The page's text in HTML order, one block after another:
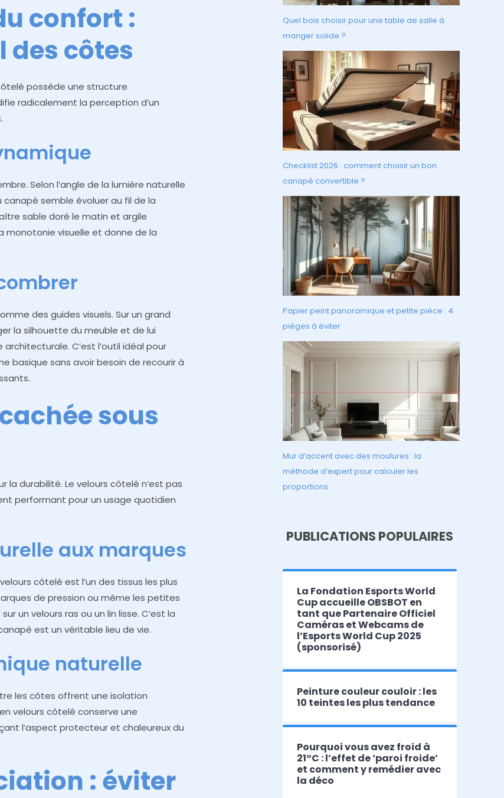
confort :
des côtes
possède une structure
radicalement la perception d’un
Selon l’angle de la lumière naturelle
canapé semble évoluer au fil de la
sable doré le matin et argile
monotonie visuelle et donne de la
des guides visuels. Sur un grand
la silhouette du meuble et de lui
C’est l’outil idéal pour
basique sans avoir besoin de recourir à
sous
la durabilité. Le velours côtelé n’est pas
performant pour un usage quotidien
aux marques
côtelé est l’un des tissus les plus
de pression ou même les petites
un velours ras ou un lin lisse. C’est la
est un véritable lieu de vie.
naturelle
les côtes offrent une isolation
velours côtelé conserve une
l’aspect protecteur et chaleureux du
: éviter
Quel bois choisir pour une table de salle à
manger solide ?
Checklist 2026 : comment choisir un bon
canapé convertible ?
Papier peint panoramique et petite pièce : 4
pièges à éviter
Mur d’accent avec des moulures : la
méthode d’expert pour calculer les
proportions
PUBLICATIONS POPULAIRES
La Fondation Esports World
Cup accueille OBSBOT en
tant que Partenaire Officiel
Caméras et Webcams de
l’Esports World Cup 2025
(sponsorisé)
Peinture couleur couloir : les
10 teintes les plus tendance
Pourquoi vous avez froid à
21°C : l’effet de ‘paroi froide’
et comment y remédier avec
la déco